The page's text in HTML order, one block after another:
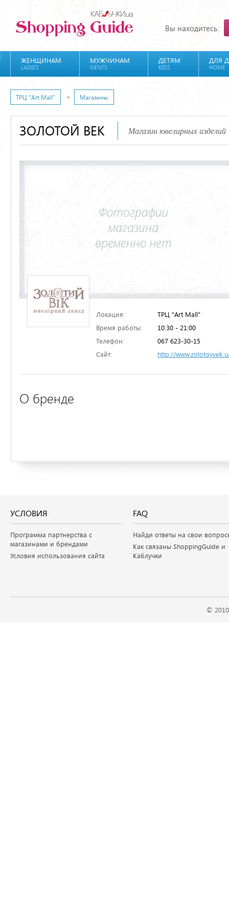
Вы находитесь:
ЖЕНЩИНАМ
LADIES
МУЖЧИНАМ
GENTS
ДЕТЯМ
KIDS
ДЛЯ
HOME
ТРЦ "Art Mall" Магазины
ЗОЛОТОЙ ВЕК Магазин ювелирных изделий
Локация:
ТРЦ "Art Mall"
Время работы:
10:30 - 21:00
Телефон:
067 623-30-15
Сайт:
http://
О бренде
УСЛОВИЯ
Программа партнерства с
магазинами и брендами
Условия использования сайта
FAQ
Найди ответы на свои
Как связаны ShoppingGuide и
Каблучки
©